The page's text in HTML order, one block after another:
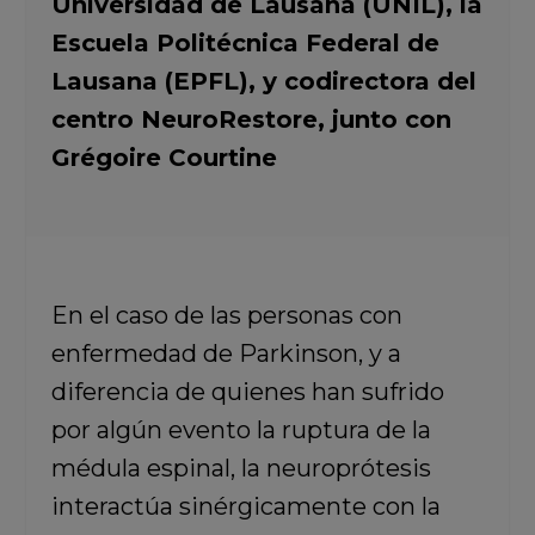
Escuela Politécnica Federal de
Lausana (EPFL), y codirectora del
centro NeuroRestore, junto con
Grégoire Courtine
En el caso de las personas con
enfermedad de Parkinson, y a
diferencia de quienes han sufrido
por algún evento la ruptura de la
médula espinal, la neuroprótesis
interactúa sinérgicamente con la